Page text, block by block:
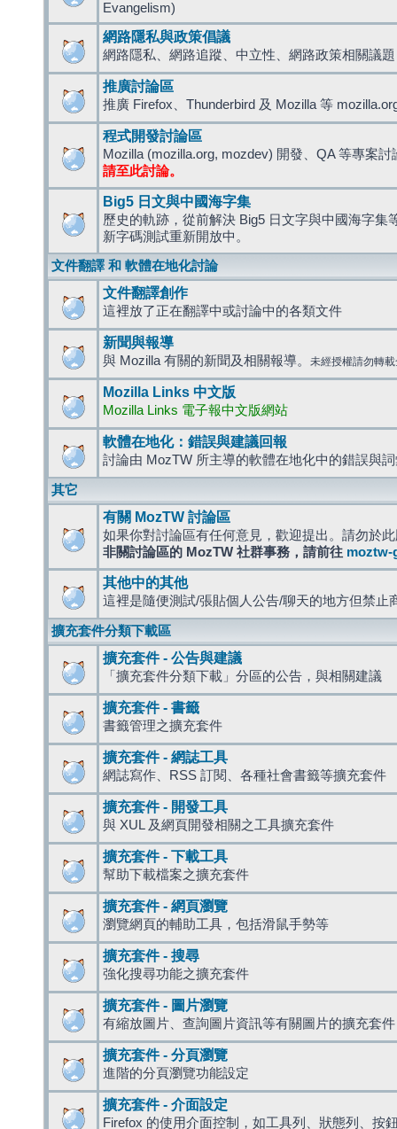
Evangelism)
網路隱私與政策倡議
網路隱私、網路追蹤、中立性、網路政策相關議題
推廣討論區
推廣 Firefox、Thunderbird 及 Mozilla 等
程式開發討論區
Mozilla (mozilla.org, mozdev) 開發、QA 等專案討
請至此討論。
Big5 日文與中國海字集
歷史的軌跡，從前解決 Big5 日文字與中國海字集
新字碼測試重新開放中。
文件翻譯 和 軟體在地化討論
文件翻譯創作
這裡放了正在翻譯中或討論中的各類文件
新聞與報導
與 Mozilla 有關的新聞及相關報導。 未經授權請勿轉
Mozilla Links 中文版
Mozilla Links 電子報中文版網站
軟體在地化：錯誤與建議回報
討論由 MozTW 所主導的軟體在地化中的錯誤與
其它
有關 MozTW 討論區
如果你對討論區有任何意見，歡迎提出。請勿於
非關討論區的 MozTW 社群事務，請前往 moztw-
其他中的其他
這裡是隨便測試/張貼個人公告/聊天的地方但禁止
擴充套件分類下載區
擴充套件 - 公告與建議
「擴充套件分類下載」分區的公告，與相關建議
擴充套件 - 書籤
書籤管理之擴充套件
擴充套件 - 網誌工具
網誌寫作、RSS 訂閱、各種社會書籤等擴充套件
擴充套件 - 開發工具
與 XUL 及網頁開發相關之工具擴充套件
擴充套件 - 下載工具
幫助下載檔案之擴充套件
擴充套件 - 網頁瀏覽
瀏覽網頁的輔助工具，包括滑鼠手勢等
擴充套件 - 搜尋
強化搜尋功能之擴充套件
擴充套件 - 圖片瀏覽
有縮放圖片、查詢圖片資訊等有關圖片的擴充套件
擴充套件 - 分頁瀏覽
進階的分頁瀏覽功能設定
擴充套件 - 介面設定
Firefox 的使用介面控制，如工具列、狀態列、按